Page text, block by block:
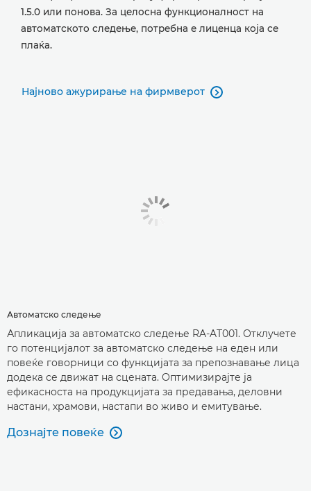
1.5.0 или понова. За целосна функционалност на
автоматското следење, потребна е лиценца која се
плаќа.
Најново ажурирање на фирмверот 
Автоматско следење
Апликација за автоматско следење RA-AT001. Отклучете
го потенцијалот за автоматско следење на еден или
повеќе говорници со функцијата за препознавање лица
додека се движат на сцената. Оптимизирајте ја
ефикасноста на продукцијата за предавања, деловни
настани, храмови, настапи во живо и емитување.
Дознајте повеќе 